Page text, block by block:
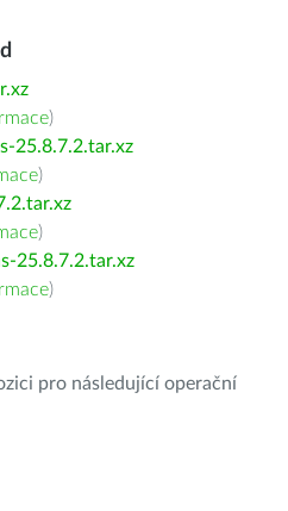
)
25.8.7.2.tar.xz
)
)
25.8.7.2.tar.xz
)
pro následující operační